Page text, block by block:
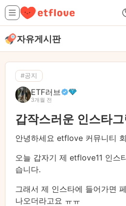
자유게시판
#공지
ETF러브
3개월 전
갑작스러운 인스타
안녕하세요 etflove 커뮤니티
오늘 갑자기 제 etflove11 인스
습니다.
그래서 제 인스타에 들어가면
나오더라고요 ㅠㅠ